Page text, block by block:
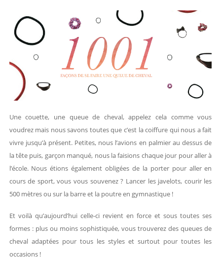
Une couette, une queue de cheval, appelez cela comme vous
voudrez mais nous savons toutes que c’est la coiffure qui nous a fait
vivre jusqu’à présent. Petites, nous l’avions en palmier au dessus de
la tête puis, garçon manqué, nous la faisions chaque jour pour aller à
l’école. Nous étions également obligées de la porter pour aller en
cours de sport, vous vous souvenez ? Lancer les javelots, courir les
500 mètres ou sur la barre et la poutre en gymnastique !
Et voilà qu’aujourd’hui celle-ci revient en force et sous toutes ses
formes : plus ou moins sophistiquée, vous trouverez des queues de
cheval adaptées pour tous les styles et surtout pour toutes les
occasions !